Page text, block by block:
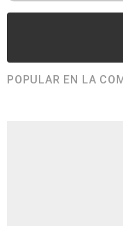
POPULAR EN LA